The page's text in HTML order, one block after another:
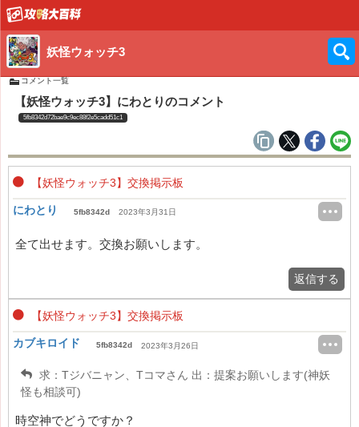
妖怪ウォッチ3
コメント一覧
【妖怪ウォッチ3】にわとりのコメント
5fb8342d72bae9c9ec88f2e5cadd51c1
【妖怪ウォッチ3】交換掲示板
にわとり 5fb8342d 2023年3月31日
全て出せます。交換お願いします。
返信する
【妖怪ウォッチ3】交換掲示板
カブキロイド 5fb8342d 2023年3月26日
求：Tジバニャン、Tコマさん 出：提案お願いします(神妖
怪も相談可)
時空神でどうですか？